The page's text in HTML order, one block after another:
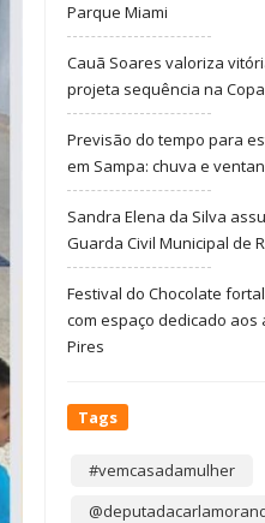
Parque Miami
Cauã Soares valoriza
projeta sequência na
Previsão do tempo para
em Sampa: chuva e
Sandra Elena da Silva
Guarda Civil Municipal de
Festival do Chocolate
com espaço dedicado aos
Pires
Tags
#vemcasadamulher